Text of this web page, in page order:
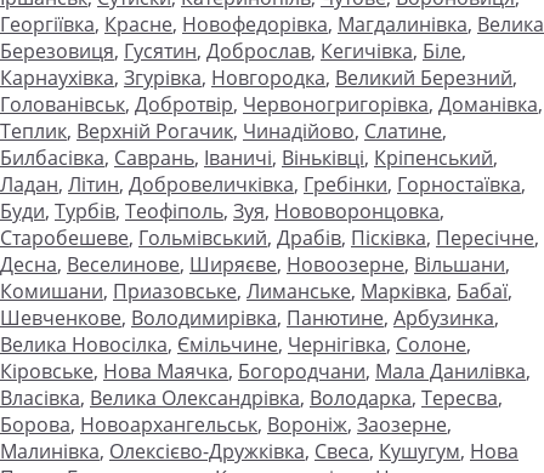
Георгіївка, Красне, Новофедорівка, Магдалинівка, Велика
Березовиця, Гусятин, Доброслав, Кегичівка, Біле,
Карнаухівка, Згурівка, Новгородка, Великий Березний,
Голованівськ, Добротвір, Червоногригорівка, Доманівка,
Теплик, Верхній Рогачик, Чинадійово, Слатине,
Билбасівка, Саврань, Іваничі, Віньківці, Кріпенський,
Ладан, Літин, Добровеличківка, Гребінки, Горностаївка,
Буди, Турбів, Теофіполь, Зуя, Нововоронцовка,
Старобешеве, Гольмівський, Драбів, Пісківка, Пересічне,
Десна, Веселинове, Ширяєве, Новоозерне, Вільшани,
Комишани, Приазовське, Лиманське, Марківка, Бабаї,
Шевченкове, Володимирівка, Панютине, Арбузинка,
Велика Новосілка, Ємільчине, Чернігівка, Солоне,
Кіровське, Нова Маячка, Богородчани, Мала Данилівка,
Власівка, Велика Олександрівка, Володарка, Тересва,
Борова, Новоархангельськ, Вороніж, Заозерне,
Малинівка, Олексієво-Дружківка, Свеса, Кушугум, Нова